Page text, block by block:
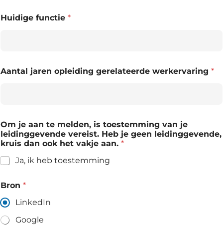
Huidige functie *
Aantal jaren opleiding gerelateerde werkervaring *
Om je aan te melden, is toestemming van je
leidinggevende vereist. Heb je geen leidinggevende,
kruis dan ook het vakje aan. *
Ja, ik heb toestemming
Bron *
LinkedIn
Google